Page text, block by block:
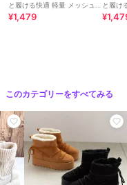
と履ける快適 軽量 メッシュ
レースアップカジュアルスニ
¥1,479
と履け
カジュ
このカテゴリーをすべてみる